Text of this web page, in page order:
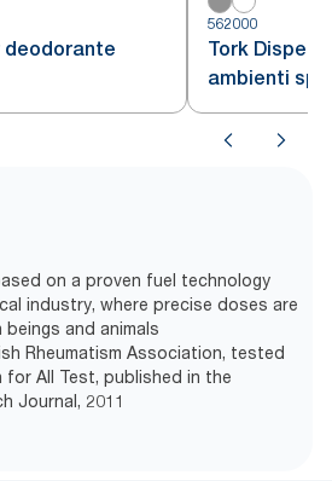
deodorante
562000
Tork
ambienti
ricarica
562000, 6
on a proven fuel technology
industry, where precise doses are
and animals
Rheumatism Association, tested
All Test, published in the
Journal, 2011